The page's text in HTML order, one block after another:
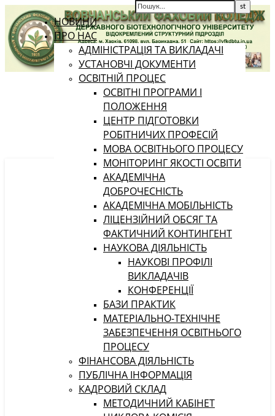
НОВИНИ
ПРО НАС
АДМІНІСТРАЦІЯ ТА ВИКЛАДАЧІ
УСТАНОВЧІ ДОКУМЕНТИ
ОСВІТНІЙ ПРОЦЕС
ОСВІТНІ ПРОГРАМИ І
ПОЛОЖЕННЯ
ЦЕНТР ПІДГОТОВКИ
РОБІТНИЧИХ ПРОФЕСІЙ
МОВА ОСВІТНЬОГО ПРОЦЕСУ
МОНІТОРИНГ ЯКОСТІ ОСВІТИ
АКАДЕМІЧНА
ДОБРОЧЕСНІСТЬ
АКАДЕМІЧНА МОБІЛЬНІСТЬ
ЛІЦЕНЗІЙНИЙ ОБСЯГ ТА
ФАКТИЧНИЙ КОНТИНГЕНТ
НАУКОВА ДІЯЛЬНІСТЬ
НАУКОВІ ПРОФІЛІ
ВИКЛАДАЧІВ
КОНФЕРЕНЦІЇ
БАЗИ ПРАКТИК
МАТЕРІАЛЬНО-ТЕХНІЧНЕ
ЗАБЕЗПЕЧЕННЯ ОСВІТНЬОГО
ПРОЦЕСУ
ФІНАНСОВА ДІЯЛЬНІСТЬ
ПУБЛІЧНА ІНФОРМАЦІЯ
КАДРОВИЙ СКЛАД
МЕТОДИЧНИЙ КАБІНЕТ